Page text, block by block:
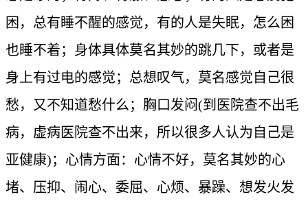
困，总有睡不醒的感觉，有的人是失眠，怎么困
也睡不着；身体具体莫名其妙的跳几下，或者是
身上有过电的感觉；总想叹气，莫名感觉自己很
愁，又不知道愁什么；胸口发闷(到医院查不出毛
病，虚病医院查不出来，所以很多人认为自己是
亚健康)；心情方面：心情不好，莫名其妙的心
堵、压抑、闹心、委屈、心烦、暴躁、想发火发